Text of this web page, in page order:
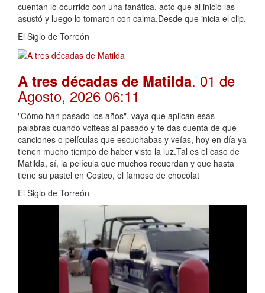
cuentan lo ocurrido con una fanática, acto que al inicio las
asustó y luego lo tomaron con calma.Desde que inicia el clip,
El Siglo de Torreón
A tres décadas de Matilda. 01 de
Agosto, 2026 06:11
"Cómo han pasado los años", vaya que aplican esas
palabras cuando volteas al pasado y te das cuenta de que
canciones o películas que escuchabas y veías, hoy en día ya
tienen mucho tiempo de haber visto la luz.Tal es el caso de
Matilda, sí, la película que muchos recuerdan y que hasta
tiene su pastel en Costco, el famoso de chocolat
El Siglo de Torreón